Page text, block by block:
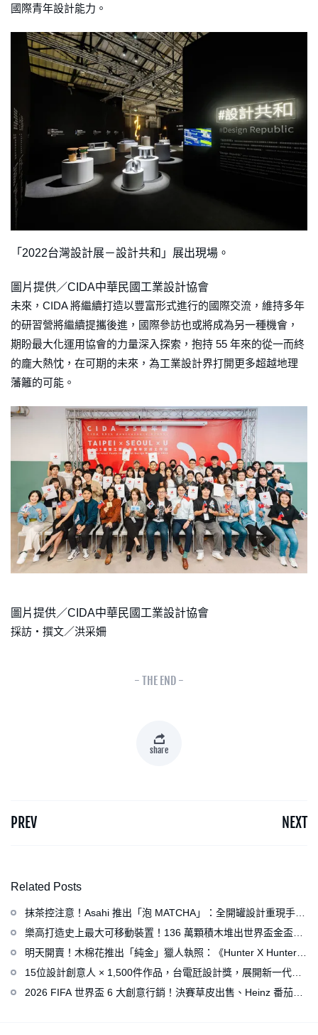
國際青年設計能力。
「2022台灣設計展－設計共和」展出現場。
圖片提供／CIDA中華民國工業設計協會
未來，CIDA 將繼續打造以豐富形式進行的國際交流，維持多年
的研習營將繼續提攜後進，國際參訪也或將成為另一種機會，
期盼最大化運用協會的力量深入探索，抱持 55 年來的從一而終
的龐大熱忱，在可期的未來，為工業設計界打開更多超越地理
藩籬的可能。
圖片提供／CIDA中華民國工業設計協會
採訪・撰文／洪采姍
- THE END -
share
PREV NEXT
Related Posts
抹茶控注意！Asahi 推出「泡 MATCHA」：全開罐設計重現手打
泡感，拿鐵、可爾必思等新品同步亮相
樂高打造史上最大可移動裝置！136 萬顆積木堆出世界盃金盃，
梅西、姆巴佩、C 羅化身樂高人偶
明天開賣！木棉花推出「純金」獵人執照：《Hunter X Hunter》
連載再開、集英社打造獵人專用情報網
15位設計創意人 × 1,500件作品，台電瓩設計獎，展開新一代設
計師與電力的創意對話
2026 FIFA 世界盃 6 大創意行銷！決賽草皮出售、Heinz 番茄醬